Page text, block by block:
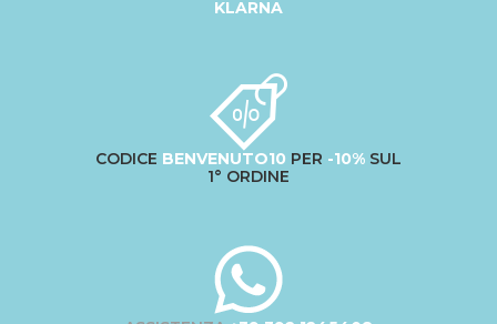
KLARNA
CODICE BENVENUTO10 PER -10% SUL
1° ORDINE